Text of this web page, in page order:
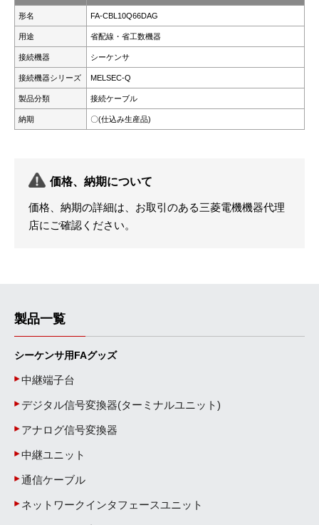
形名 FA-CBL10Q66DAG
用途 省配線・省工数機器
接続機器 シーケンサ
接続機器シリーズ MELSEC-Q
製品分類 接続ケーブル
納期 〇(仕込み生産品)
価格、納期について
価格、納期の詳細は、お取引のある三菱電機機器代理
店にご確認ください。
製品一覧
シーケンサ用FAグッズ
中継端子台
デジタル信号変換器(ターミナルユニット)
アナログ信号変換器
中継ユニット
通信ケーブル
ネットワークインタフェースユニット